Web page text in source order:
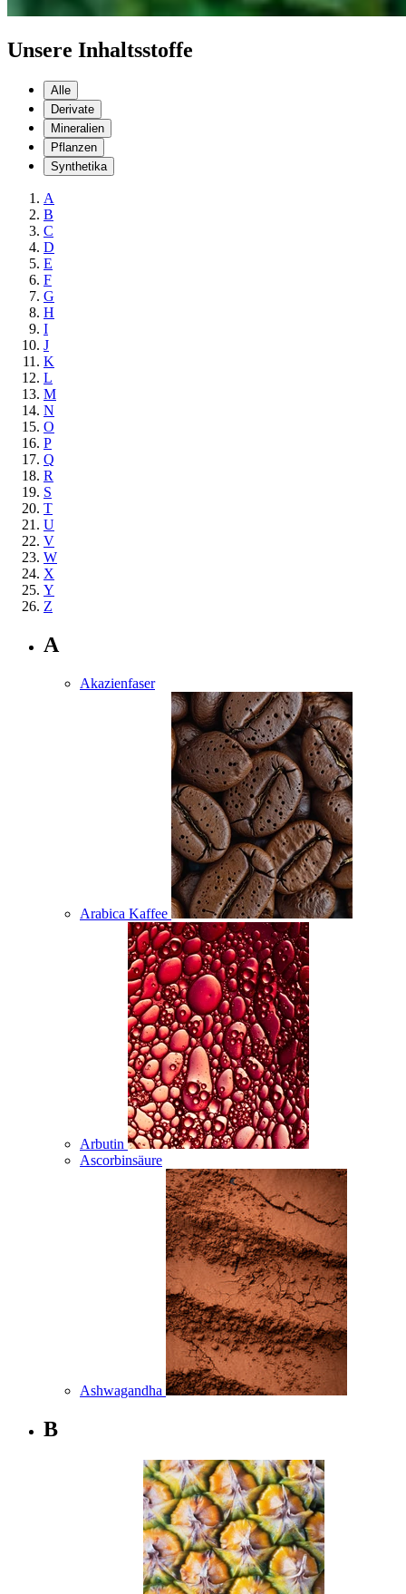
Unsere Inhaltsstoffe
Alle
Derivate
Mineralien
Pflanzen
Synthetika
A
B
C
D
E
F
G
H
I
J
K
L
M
N
O
P
Q
R
S
T
U
V
W
X
Y
Z
A
Akazienfaser
Arabica Kaffee
Arbutin
Ascorbinsäure
Ashwagandha
B